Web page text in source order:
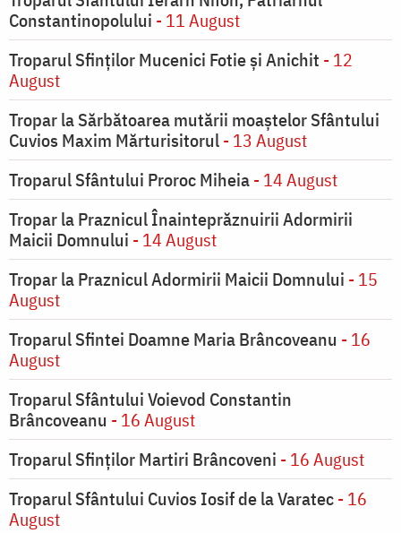
Constantinopolului - 11 August
Troparul Sfinţilor Mucenici Fotie şi Anichit - 12
August
Tropar la Sărbătoarea mutării moaştelor Sfântului
Cuvios Maxim Mărturisitorul- 13 August
Troparul Sfântului Proroc Miheia- 14 August
Tropar la Praznicul Înainteprăznuirii Adormirii
Maicii Domnului - 14 August
Tropar la Praznicul Adormirii Maicii Domnului - 15
August
Troparul Sfintei Doamne Maria Brâncoveanu - 16
August
Troparul Sfântului Voievod Constantin
Brâncoveanu - 16 August
Troparul Sfinților Martiri Brâncoveni - 16 August
Troparul Sfântului Cuvios Iosif de la Varatec- 16
August